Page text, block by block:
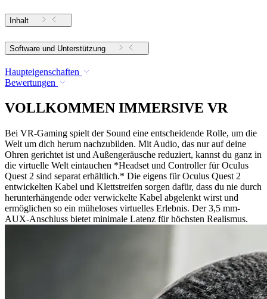
Inhalt
Software und Unterstützung
Haupteigenschaften
Bewertungen
VOLLKOMMEN IMMERSIVE VR
Bei VR-Gaming spielt der Sound eine entscheidende Rolle, um die
Welt um dich herum nachzubilden. Mit Audio, das nur auf deine
Ohren gerichtet ist und Außengeräusche reduziert, kannst du ganz in
die virtuelle Welt eintauchen *Headset und Controller für Oculus
Quest 2 sind separat erhältlich.* Die eigens für Oculus Quest 2
entwickelten Kabel und Klettstreifen sorgen dafür, dass du nie durch
herunterhängende oder verwickelte Kabel abgelenkt wirst und
ermöglichen so ein müheloses virtuelles Erlebnis. Der 3,5 mm-
AUX-Anschluss bietet minimale Latenz für höchsten Realismus.